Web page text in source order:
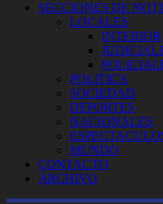
SECCIONES DE
LOCALES
INTERIOR
POLITICA
SOCIEDAD
DEPORTES
NACIONALES
MUNDO
CONTACTO
ARCHIVO